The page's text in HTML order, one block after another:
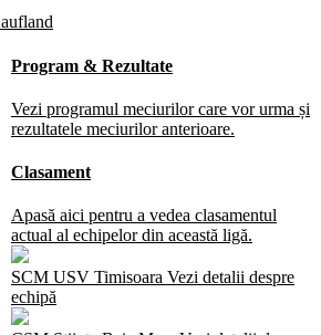
Program & Rezultate
Vezi programul meciurilor care vor urma și
rezultatele meciurilor anterioare.
Clasament
Apasă aici pentru a vedea clasamentul
actual al echipelor din această ligă.
SCM USV Timisoara Vezi detalii despre
echipă